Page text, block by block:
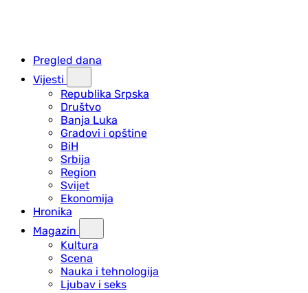
Pregled dana
Vijesti
Republika Srpska
Društvo
Banja Luka
Gradovi i opštine
BiH
Srbija
Region
Svijet
Ekonomija
Hronika
Magazin
Kultura
Scena
Nauka i tehnologija
Ljubav i seks